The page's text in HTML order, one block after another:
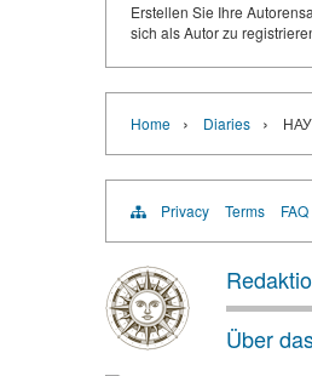
Erstellen Sie Ihre
sich als Autor zu
Home › Diaries ›
Privacy Terms FAQ
Über